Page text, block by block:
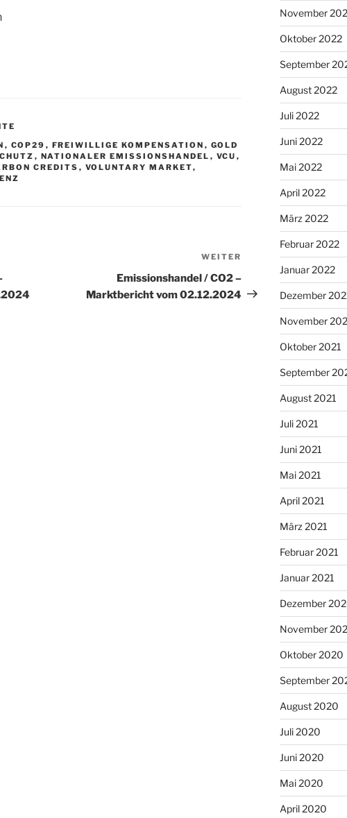
, COP29 , FREIWILLIGE KOMPENSATION , GOLD
, NATIONALER EMISSIONSHANDEL , VCU ,
CREDITS , VOLUNTARY MARKET,
Nächster
Beitrag
WEITER
Emissionshandel / CO2 –
Marktbericht vom 02.12.2024
November
Oktober 2022
September
August 2022
Juli 2022
Juni 2022
Mai 2022
April 2022
März 2022
Februar 2022
Januar 2022
Dezember
November
Oktober 2021
September
August 2021
Juli 2021
Juni 2021
Mai 2021
April 2021
März 2021
Februar 2021
Januar 2021
Dezember
November
Oktober 2020
September
August 2020
Juli 2020
Juni 2020
Mai 2020
April 2020